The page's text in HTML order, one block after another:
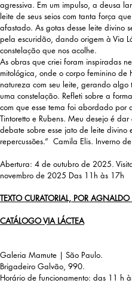
agressiva. Em um impulso, a deusa
leite de seus seios com tanta força
afastado. As gotas desse leite divino
pela escuridão, dando origem à Via
constelação que nos acolhe.
As obras que criei foram inspiradas
mitológica, onde o corpo feminino de
natureza com seu leite, gerando
uma constelação. Refleti sobre a
com que esse tema foi abordado por
Tintoretto e Rubens. Meu desejo é
debate sobre esse jato de leite divino
repercussões.” Camila Elis. Inverno
Abertura: 4 de outubro de 2025.
novembro de 2025 Das 11h às 17h
TEXTO CURATORIAL, POR AGNALDO
CATÁLOGO VIA LÁCTEA
Galeria Mamute | São Paulo.
Brigadeiro Galvão, 990.
Horário de funcionamento: das 11 h